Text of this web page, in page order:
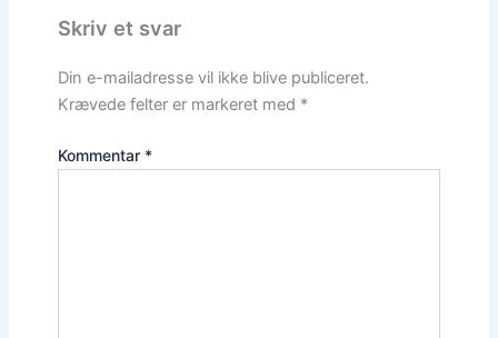
Skriv et svar
Din e-mailadresse vil ikke blive publiceret.
Krævede felter er markeret med *
Kommentar *